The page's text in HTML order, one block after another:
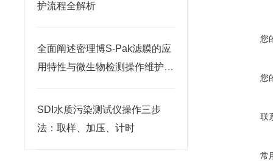
护流程全解析
全面阐述密理博S-Pak滤膜的应
用特性与微生物检测操作维护指
SDI水质污染测试仪操作三步
法：取样、加压、计时
您
您
联
常